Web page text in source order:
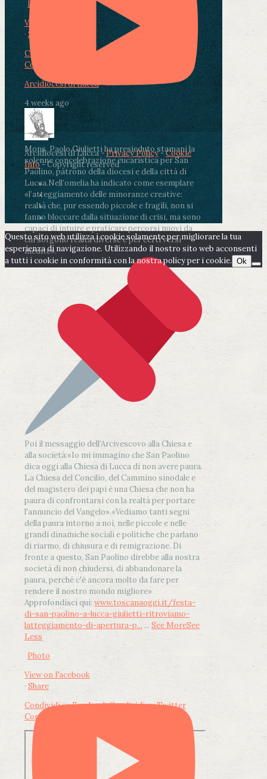
Photo
View on Facebook
· Share
Condividi su Facebook
Condividi su LinkedIn
Arcidiocesi di Lucca
4 weeks ago
Mons. Paolo Giulietti ha presieduto stamani la
solenne concelebrazione eucaristica per San
Paolino, patrono della diocesi e della città di
Lucca.Nell’omelia ha indicato come esemplare
«l’atteggiamento delle minoranze creative:
realtà che, pur essendo piccole e fragili, non si
fanno bloccare dalla situazione di crisi, ma sono
capaci di intuire e praticare percorsi nuovi da
cui sorgono realtà diverse e per certi versi
inedite».
Poi il messaggio dell’Arcivescovo alla Chiesa e
alla società:«Io mi immagino che San Paolino
dica oggi alla Chiesa di Lucca di non avere paura.
La Chiesa del Concilio, del Cammino sinodale e
del magistero dei papi è una Chiesa che non ha
paura di confrontarsi con la realtà per portare
l'annuncio del Vangelo».«Vediamo tanti segni
della paura intorno a noi, nelle piccole e nelle
grandi dinamiche sociali e politiche che parlano
di riarmo, di chiusura e di remigrazione. Di
fronte a questo, San Paolino direbbe alla nostra
società di non chiudersi, di abbandonare la
paura, perché c'è ancora molto da fare per
rendere il nostro mondo migliore»
Approfondisci qui: www.toscanaoggi.it/festa-
di-san-paolino-a-lucca-giulietti-ritroviamo-
latteggiamento-di-apertura-p... ... See MoreSee
Less
Photo
View on Facebook
· Share
Condividi su FacebookCondividi su Twitter
Condividi su LinkedIn
Arcidiocesi di Lucca -Privacy Policy-Cookie
Info- Copyright reserved
Questo sito web utilizza i cookie solamente per migliorare la tua
esperienza di navigazione. Utilizzando il nostro sito web acconsenti
a tutti i cookie in conformità con la nostra policy per i cookie. Ok